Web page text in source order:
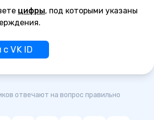
цифры, под которыми указаны
VK ID
отвечают на вопрос правильно